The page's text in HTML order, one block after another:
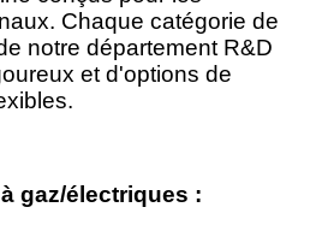
Chaque catégorie de
notre département R&D
et d'options de
gaz/électriques :